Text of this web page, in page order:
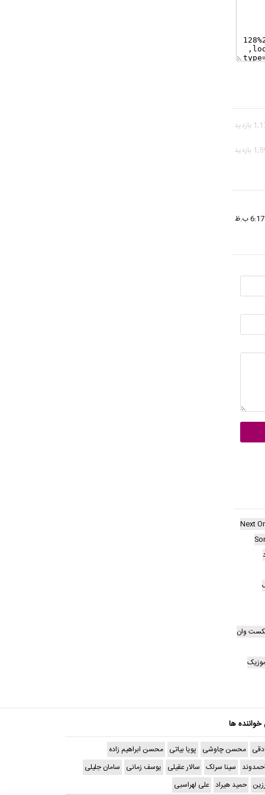
Next
وان
خواننده ها
محسن چاوشی پویا بیاتی محسن ابراهیم زاده
سینا سرلک سالار عقیلی یوسف زمانی سامان جلیلی
حمید هیراد علی لهراسبی